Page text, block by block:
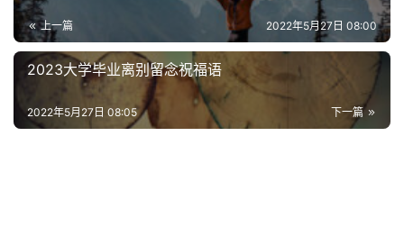
句
经
歌
词
上一篇 2022年5月27日 08:00
2023大学毕业离别留念祝福语
下一篇
2022年5月27日 08:05